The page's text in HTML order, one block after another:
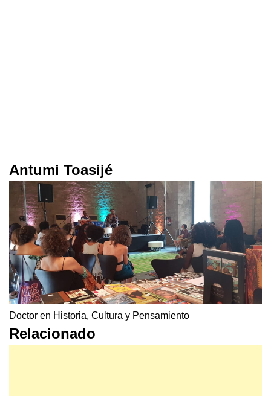
Antumi Toasijé
Doctor en Historia, Cultura y Pensamiento
Relacionado